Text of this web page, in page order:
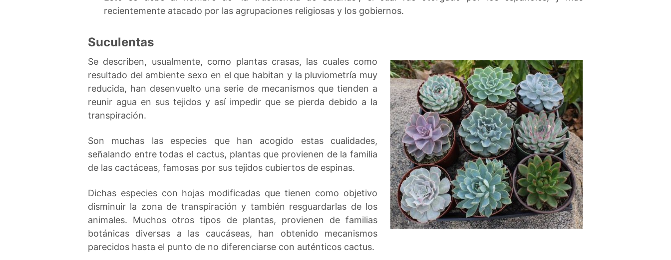
recientemente atacado por las agrupaciones religiosas y los gobiernos.
Suculentas
Se describen, usualmente, como plantas crasas, las cuales como
resultado del ambiente sexo en el que habitan y la pluviometría muy
reducida, han desenvuelto una serie de mecanismos que tienden a
reunir agua en sus tejidos y así impedir que se pierda debido a la
transpiración.
Son muchas las especies que han acogido estas cualidades,
señalando entre todas el cactus, plantas que provienen de la familia
de las cactáceas, famosas por sus tejidos cubiertos de espinas.
Dichas especies con hojas modificadas que tienen como objetivo
disminuir la zona de transpiración y también resguardarlas de los
animales. Muchos otros tipos de plantas, provienen de familias
botánicas diversas a las caucáseas, han obtenido mecanismos
parecidos hasta el punto de no diferenciarse con auténticos cactus.